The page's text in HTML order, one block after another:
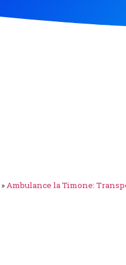
»Ambulance la Timone: